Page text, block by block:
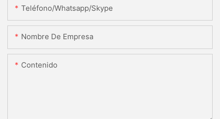
Teléfono/whatsapp/skype
Nombre De Empresa
Contenido